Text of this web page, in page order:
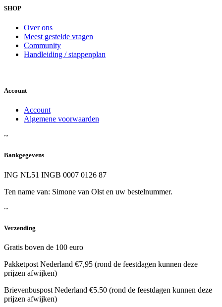
SHOP
Over ons
Meest gestelde vragen
Community
Handleiding / stappenplan
Account
Account
Algemene voorwaarden
~
Bankgegevens
ING NL51 INGB 0007 0126 87
Ten name van: Simone van Olst en uw bestelnummer.
~
Verzending
Gratis boven de 100 euro
Pakketpost Nederland €7,95 (rond de feestdagen kunnen deze
prijzen afwijken)
Brievenbuspost Nederland €5.50 (rond de feestdagen kunnen deze
prijzen afwijken)